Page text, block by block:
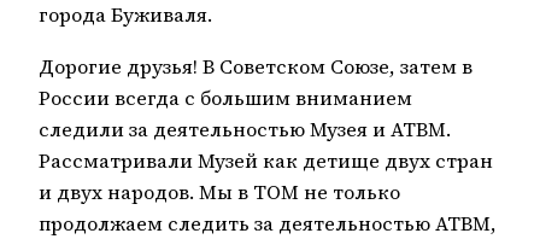
города Буживаля.
Дорогие друзья! В Советском Союзе, затем в
России всегда с большим вниманием
следили за деятельностью Музея и АТВМ.
Рассматривали Музей как детище двух стран
и двух народов. Мы в ТОМ не только
продолжаем следить за деятельностью АТВМ,